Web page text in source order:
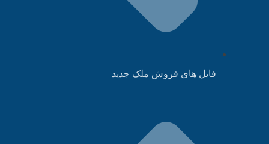
فایل های فروش ملک جدید